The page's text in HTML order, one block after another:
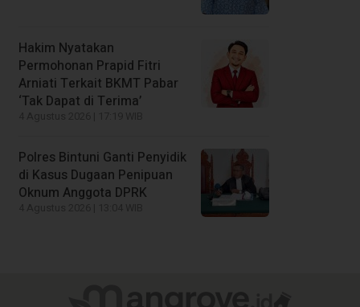
Hakim Nyatakan
Permohonan Prapid Fitri
Arniati Terkait BKMT Pabar
‘Tak Dapat di Terima’
Polres Bintuni Ganti Penyidik
di Kasus Dugaan Penipuan
Oknum Anggota DPRK